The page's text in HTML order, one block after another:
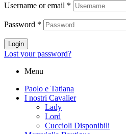
Username or email *
Password *
Login
Lost your password?
Menu
Paolo e Tatiana
I nostri Cavalier
Lady
Lord
Cuccioli Disponibili